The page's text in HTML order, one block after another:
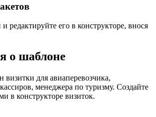
редактируйте его в конструкторе, внося
о шаблоне
для авиаперевозчика,
менеджера по туризму. Создайте
в конструкторе визиток.